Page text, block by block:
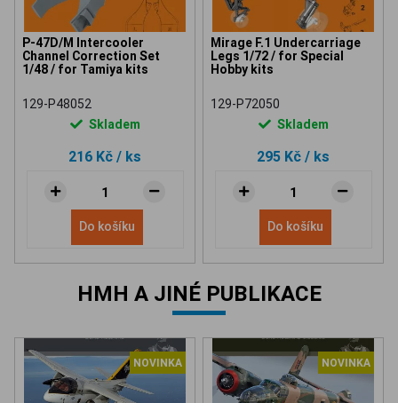
P-47D/M Intercooler
Channel Correction Set
1/48 / for Tamiya kits
129-P48052
Skladem
216 Kč / ks
Do košíku
Mirage F.1 Undercarriage
Legs 1/72 / for Special
Hobby kits
129-P72050
Skladem
295 Kč / ks
Do košíku
HMH A JINÉ PUBLIKACE
NOVINKA NOVINKA